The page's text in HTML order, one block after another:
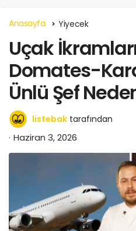
Anasayfa Yiyecek
Uçak
Domates-
Ünlü Şef
listebak tarafından
Haziran 3, 2026